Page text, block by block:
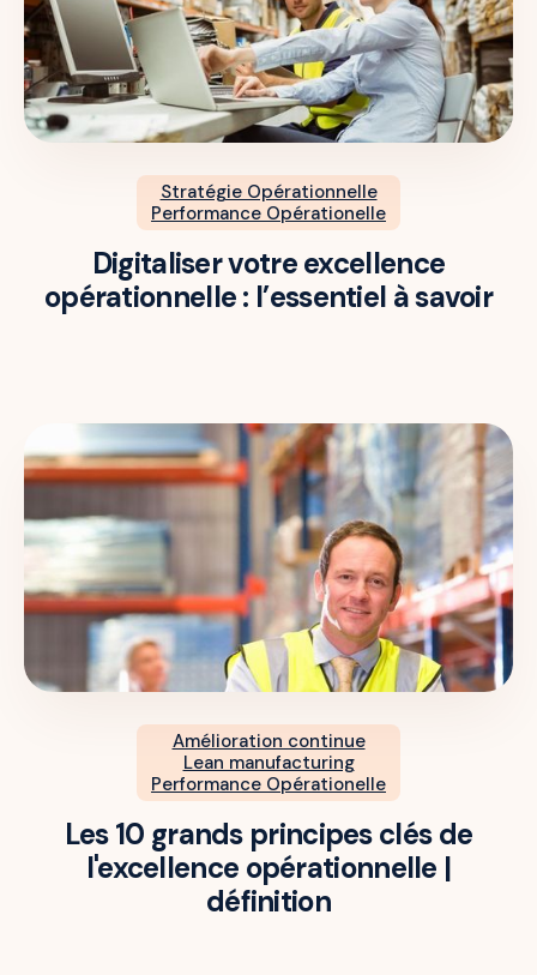
Stratégie Opérationnelle
Performance Opérationelle
Digitaliser votre excellence
opérationnelle : l’essentiel à savoir
Amélioration continue
Lean manufacturing
Performance Opérationelle
Les 10 grands principes clés de
l'excellence opérationnelle |
définition